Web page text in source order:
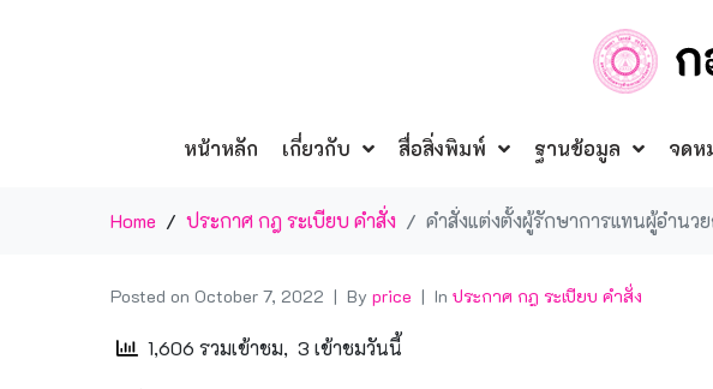
หน้าหลัก เกี่ยวกับ สื่อสิ่งพิมพ์ ฐานข้อมูล จดห
Home ประกาศ กฎ ระเบียบ คำสั่ง คำสั่งแต่งตั้งผู้รักษาการแทนผู้อำนว
Posted on October 7, 2022 By price In ประกาศ กฎ ระเบียบ คำสั่ง
1,606 รวมเข้าชม, 3 เข้าชมวันนี้